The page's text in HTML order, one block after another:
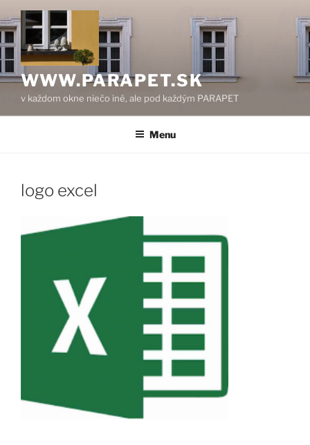
Prejsť
na
obsah
WWW.PARAPET.SK
v každom okne niečo iné, ale pod každým PARAPET
Menu
logo excel